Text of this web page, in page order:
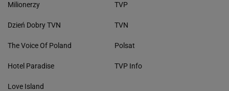
Milionerzy
Dzień Dobry TVN
The Voice Of Poland
Hotel Paradise
Love Island
TVP
TVN
Polsat
TVP Info